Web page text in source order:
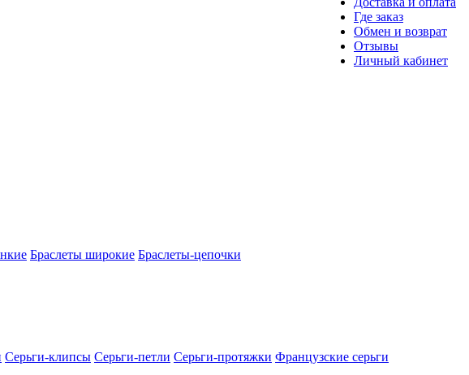
Где заказ
Обмен и возврат
Отзывы
Личный кабинет
Браслеты широкие Браслеты-цепочки
Серьги-клипсы Серьги-петли Серьги-протяжки Французские серьги